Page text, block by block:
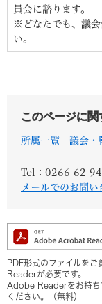
員会に諮ります。
※どなたでも、議会
い。
このページに
所属一覧 議会・
Tel：0266-62-
メールでのお問い
PDF形式のファイルを
Readerが必要です。
Adobe Readerをお持ち
ください。（無料）